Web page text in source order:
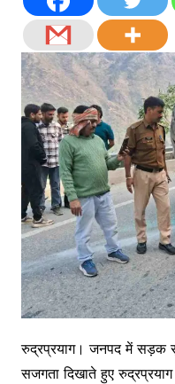
रुद्रप्रयाग। जनपद में सड़क
सजगता दिखाते हुए